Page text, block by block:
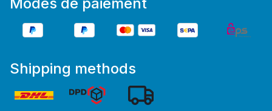
Shipping methods